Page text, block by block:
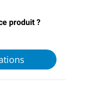
produit ?